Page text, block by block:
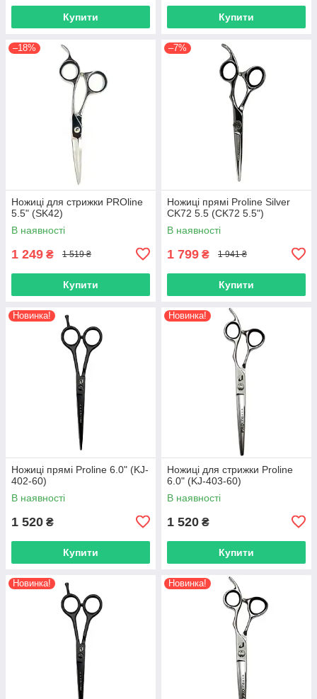
Купити Купити
–18%
Ножиці для стрижки PROline
5.5" (SK42)
В наявності
1 249 ₴ 1 519 ₴
Купити
–7%
Ножиці прямі Proline Silver
CK72 5.5 (CK72 5.5")
В наявності
1 799 ₴ 1 941 ₴
Купити
Новинка!
Ножиці прямі Proline 6.0" (KJ-
402-60)
В наявності
1 520 ₴
Купити
Новинка!
Ножиці для стрижки Proline
6.0" (KJ-403-60)
В наявності
1 520 ₴
Купити
Новинка! Новинка!